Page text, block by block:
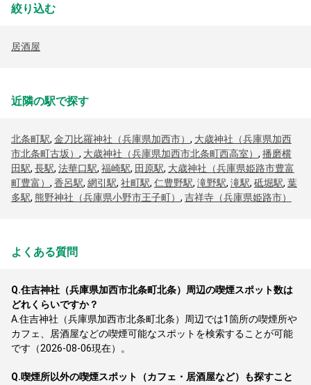
絞り込む
居酒屋
近隣の駅で探す
北条町駅, 金刀比羅神社（兵庫県加西市） , 大歳神社（兵庫県加西
市北条町古坂） , 大歳神社（兵庫県加西市北条町西高室） , 播磨横
田駅, 長駅, 法華口駅, 福崎駅, 田原駅, 大歳神社（兵庫県姫路市豊富
町豊富） , 香呂駅, 網引駅, 社町駅, 仁豊野駅, 滝野駅, 滝駅, 砥堀駅, 葉
多駅, 熊野神社（兵庫県小野市王子町） , 吉祥寺（兵庫県姫路市）
よくある質問
Q.住吉神社（兵庫県加西市北条町北条）周辺の喫煙スポット数は
どれくらいですか？
A.住吉神社（兵庫県加西市北条町北条）周辺では1箇所の喫煙所や
カフェ、居酒屋などの喫煙可能なスポットを検索することが可能
です（2026-08-06現在）。
Q.喫煙所以外の喫煙スポット（カフェ・居酒屋など）も探すこと